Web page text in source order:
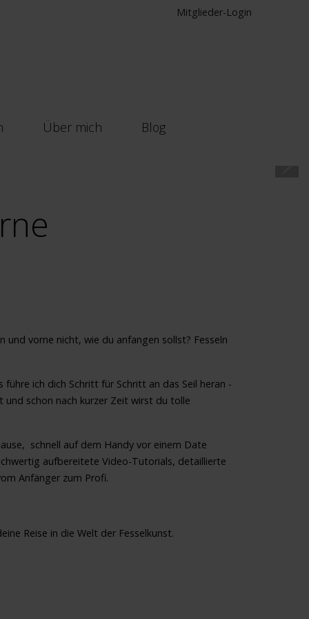
Mitglieder-Login
Über mich Blog
vorne nicht, wie du anfangen sollst? Fesseln
ich dich Schritt für Schritt an das Seil heran -
schon nach kurzer Zeit wirst du tolle
schnell auf dem Handy vor einem Date
aufbereitete Video-Tutorials, detaillierte
Anfänger zum Profi.
Reise in die Welt der Fesselkunst.